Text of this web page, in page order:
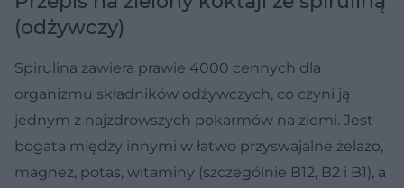
(odżywczy)
Spirulina zawiera prawie 4000 cennych dla
organizmu składników odżywczych, co czyni ją
jednym z najzdrowszych pokarmów na ziemi. Jest
bogata między innymi w łatwo przyswajalne żelazo,
magnez, potas, witaminy (szczególnie B12, B2 i B1), a